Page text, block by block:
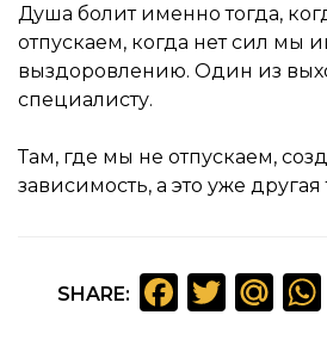
Душа болит именно тогда,
отпускаем, когда нет сил мы
выздоровлению. Один из
специалисту.
Там, где мы не отпускаем,
зависимость, а это уже другая
SHARE: